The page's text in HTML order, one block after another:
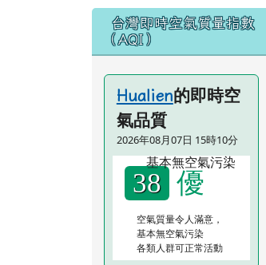
台灣即時空氣質量指數
（AQI）
Hualien的即時空
氣品質
2026年08月07日 15時10分
38 優
空氣質量令人滿意，
基本無空氣污染
各類人群可正常活動